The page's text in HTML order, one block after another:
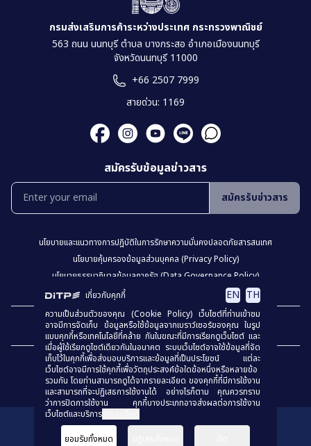
เกี่ยวกับคุกกี้ EN TH
ความเป็นส่วนตัวของคุณ (Cookie Policy) เว็บไซต์ที่ท่านเข้าชม
อาจมีการจัดเก็บ ข้อมูลหรือใช้ข้อมูลจากเบราว์เซอร์ของคุณ ในรูป
แบบคุกกี้หรือเทคโนโลยีที่คล้าย กันในขณะที่มีการเรียกดูเว็บไซต์ และ
เมื่อผู้ใช้เรียกดูไซต์เดียวกันในอนาคต ระบบเว็บไซต์อาจใช้ข้อมูลที่จัด
เก็บไว้ในคุกกี้เพื่อส่งมอบบริการและข้อมูลที่เป็นประโยชน์ แต่ละ
เว็บไซต์อาจมีการใช้คุกกี้เพื่อวัตถุประสงค์ข้อใดข้อหนึ่งหรือหลายข้อ
รวมกัน โดยท่านสามารถดูได้จากรายละเอียด ของคุกกี้ที่มีการใช้งาน
และสามารถที่จะปฏิเสธการใช้งานได้ อย่างไรก็ตาม คุณควรทราบ
ว่าการปิดการใช้งาน คุกกี้บางประเภทอาจส่งผลต่อการใช้งาน
เว็บไซต์และบริการ
ยอมรับทั้งหมด
กรมส่งเสริมการค้าระหว่างประเทศ กระทรวงพาณิชย์
563 ถนน นนทบุรี ตำบล บางกระสอ อำเภอเมืองนนทบุรี
จังหวัดนนทบุรี 11000
+66 2507 7999
สายด่วน: 1169
สมัครรับข้อมูลข่าวสาร
สมัครรับข่าวสาร
นโยบายเเละเเนวทางการปฎิบัติในการรักษาความมั่นคงปลอดภัยสารสนเทศ
นโยบายคุ้มครองข้อมูลส่วนบุคคล (Privacy Policy)
นโยบายธรรมาภิบาลข้อมูลภาครัฐ (Data Governance Policy)
นโยบายเว็บไซต์ (Website Policy)
การปฏิเสธความรับผิด (Disclaimer)
เเผงผังเว็บไซต์
สงวนลิขสิทธิ์© 2023กรมส่งเสริมการค้าระหว่างประเทศ